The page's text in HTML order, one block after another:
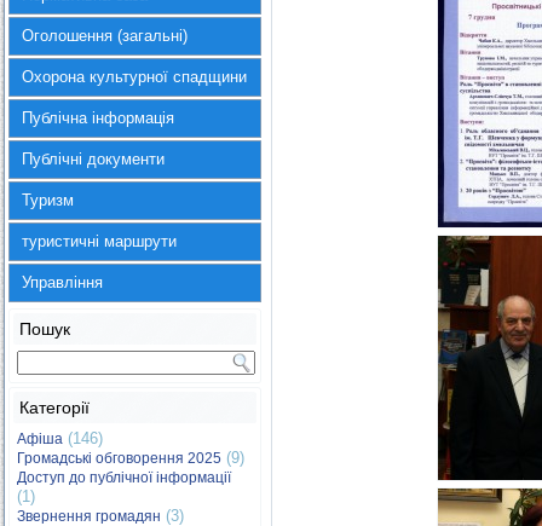
Оголошення (загальні)
Охорона культурної спадщини
Публічна інформація
Публічні документи
Туризм
туристичні маршрути
Управління
Пошук
Категорії
Афіша (146)
Громадські обговорення 2025 (9)
Доступ до публічної інформації
(1)
Звернення громадян (3)